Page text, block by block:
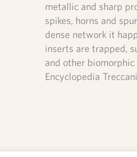
metallic and sharp
spikes, horns and
dense network it
inserts are trapped,
and other
Encyclopedia